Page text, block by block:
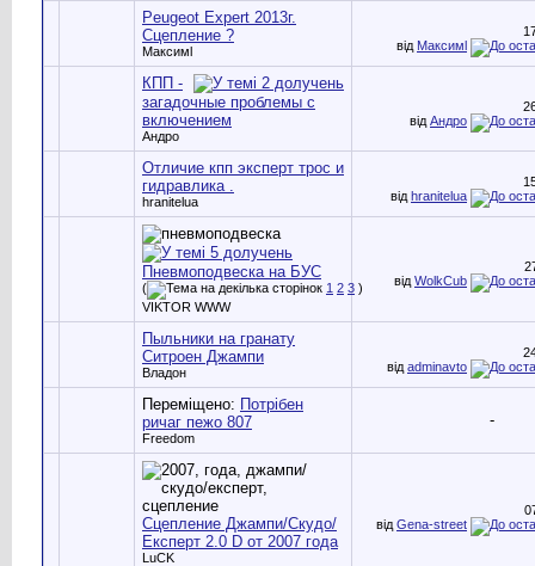
Peugeot Expert 2013г.
Сцепление ?
Максимl
від Максимl
КПП -
загадочные проблемы с
включением
Андро
від Андро
Отличие кпп эксперт трос и
гидравлика .
hranitelua
від hranitelua
Пневмоподвеска на БУС
( 1 2 3 )
VIKTOR WWW
від WolkCub
Пыльники на гранату
Ситроен Джампи
Владон
від adminavto
Переміщено: Потрібен
ричаг пежо 807
Freedom
-
Сцепление Джампи/Скудо/
Експерт 2.0 D от 2007 года
LuCK
від Gena-street